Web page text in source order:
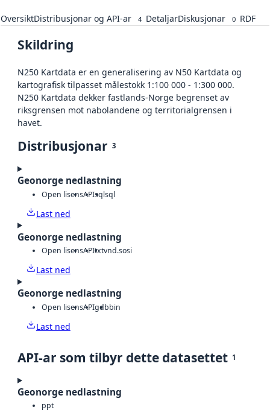
OversiktDistribusjonar og API-ar 4 DetaljarDiskusjonar 0 RDF
Skildring
N250 Kartdata er en generalisering av N50 Kartdata og
kartografisk tilpasset målestokk 1:100 000 - 1:300 000.
N250 Kartdata dekker fastlands-Norge begrenset av
riksgrensen mot nabolandene og territorialgrensen i
havet.
Distribusjonar 3
Geonorge nedlastning
Open lisensAPIsqlsql
Last ned
Geonorge nedlastning
Open lisensAPItxtvnd.sosi
Last ned
Geonorge nedlastning
Open lisensAPIgdbbin
Last ned
API-ar som tilbyr dette datasettet 1
Geonorge nedlastning
ppt